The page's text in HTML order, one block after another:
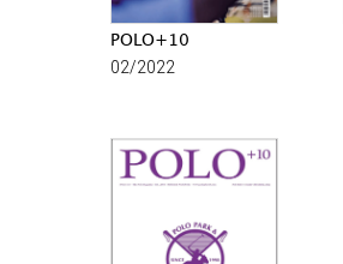
POLO+10
02/2022